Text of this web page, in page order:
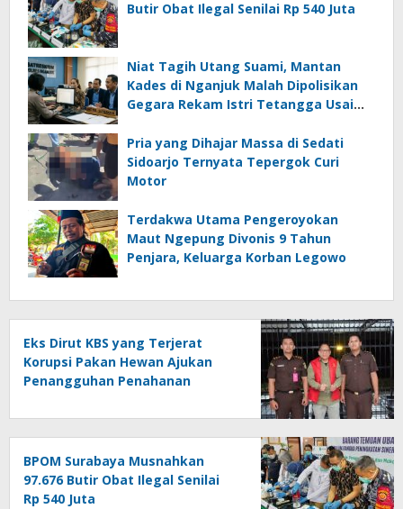
Butir Obat Ilegal Senilai Rp 540 Juta
Niat Tagih Utang Suami, Mantan
Kades di Nganjuk Malah Dipolisikan
Gegara Rekam Istri Tetangga Usai
Pria yang Dihajar Massa di Sedati
Sidoarjo Ternyata Tepergok Curi
Motor
Terdakwa Utama Pengeroyokan
Maut Ngepung Divonis 9 Tahun
Penjara, Keluarga Korban Legowo
Eks Dirut KBS yang Terjerat
Korupsi Pakan Hewan Ajukan
Penangguhan Penahanan
BPOM Surabaya Musnahkan
97.676 Butir Obat Ilegal Senilai
Rp 540 Juta